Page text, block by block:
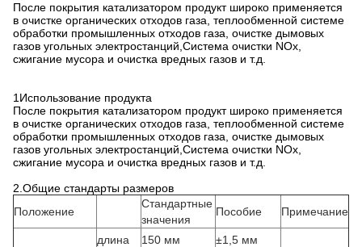
После покрытия катализатором продукт широко применяется
в очистке органических отходов газа, теплообменной системе
обработки промышленных отходов газа, очистке дымовых
газов угольных электростанций,Система очистки NOx,
сжигание мусора и очистка вредных газов и т.д.
1 Использование продукта
После покрытия катализатором продукт широко применяется
в очистке органических отходов газа, теплообменной системе
обработки промышленных отходов газа, очистке дымовых
газов угольных электростанций,Система очистки NOx,
сжигание мусора и очистка вредных газов и т.д.
2.Общие стандарты размеров
Положение
Стандартные
значения
Пособие Примечание
длина 150 мм
±1,5 мм